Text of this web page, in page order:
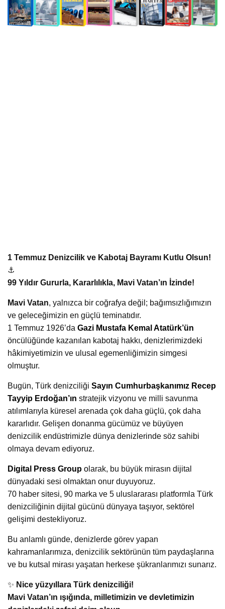
1 Temmuz Denizcilik ve Kabotaj Bayramı Kutlu Olsun!
⚓
99 Yıldır Gururla, Kararlılıkla, Mavi Vatan’ın İzinde!
Mavi Vatan, yalnızca bir coğrafya değil; bağımsızlığımızın
ve geleceğimizin en güçlü teminatıdır.
1 Temmuz 1926’da Gazi Mustafa Kemal Atatürk’ün
öncülüğünde kazanılan kabotaj hakkı, denizlerimizdeki
hâkimiyetimizin ve ulusal egemenliğimizin simgesi
olmuştur.
Bugün, Türk denizciliği Sayın Cumhurbaşkanımız Recep
Tayyip Erdoğan’ın stratejik vizyonu ve milli savunma
atılımlarıyla küresel arenada çok daha güçlü, çok daha
kararlıdır. Gelişen donanma gücümüz ve büyüyen
denizcilik endüstrimizle dünya denizlerinde söz sahibi
olmaya devam ediyoruz.
Digital Press Group o larak, bu büyük mirasın dijital
dünyadaki sesi olmaktan onur duyuyoruz.
70 haber sitesi, 90 marka ve 5 uluslararası platformla Türk
denizciliğinin dijital gücünü dünyaya taşıyor, sektörel
gelişimi destekliyoruz.
Bu anlamlı günde, denizlerde görev yapan
kahramanlarımıza, denizcilik sektörünün tüm paydaşlarına
ve bu kutsal mirası yaşatan herkese şükranlarımızı sunarız.
✨ Nice yüzyıllara Türk denizciliği!
Mavi Vatan’ın ışığında, milletimizin ve devletimizin